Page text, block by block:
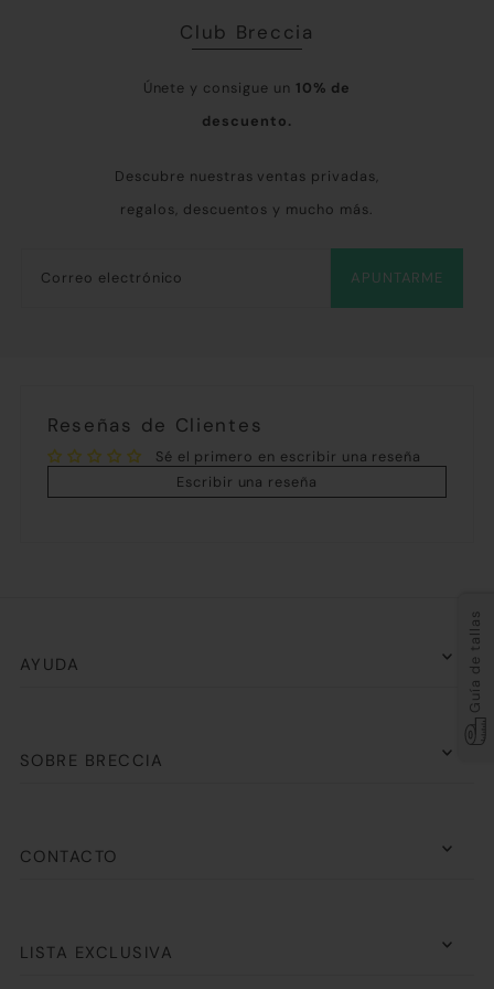
Club Breccia
Únete y consigue un 10% de
descuento.
Descubre nuestras ventas privadas,
regalos, descuentos y mucho más.
APUNTARME
Reseñas de Clientes
Sé el primero en escribir una reseña
Escribir una reseña
AYUDA
SOBRE BRECCIA
CONTACTO
LISTA EXCLUSIVA
Guía de tallas